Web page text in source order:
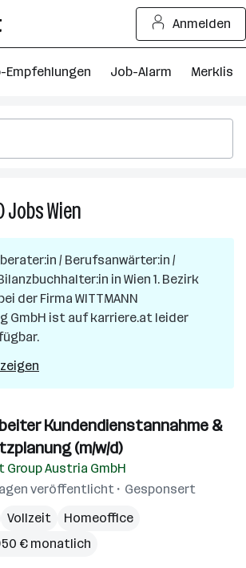
Anmelden
Empfehlungen Job-Alarm Merkliste
JobsWien
Jobs
in
Wien
/ Berufsanwärter:in /
in Wien 1. Bezirk
der Firma WITTMANN
GmbH ist auf karriere.at leider
Kundendienstannahme &
(m/w/d)
Group Austria GmbH
veröffentlicht
Gesponsert
Vollzeit
Homeoffice
€ monatlich